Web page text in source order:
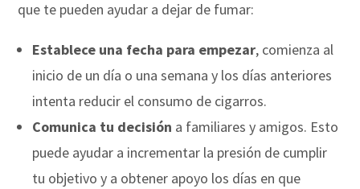
que te pueden ayudar a dejar de fumar:
Establece una fecha para empezar, comienza al
inicio de un día o una semana y los días anteriores
intenta reducir el consumo de cigarros.
Comunica tu decisión a familiares y amigos. Esto
puede ayudar a incrementar la presión de cumplir
tu objetivo y a obtener apoyo los días en que